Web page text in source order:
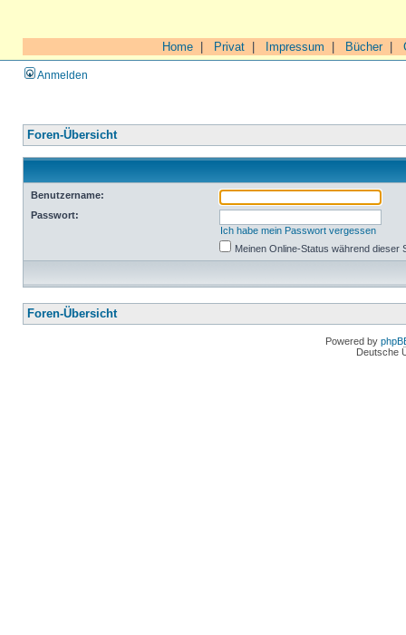
Home Privat Impressum Bücher|
Anmelden
Foren-Übersicht
Benutzername:
Passwort:
Ich habe mein Passwort vergessen
Meinen Online-Status während dieser
Foren-Übersicht
Powered by
Deutsche